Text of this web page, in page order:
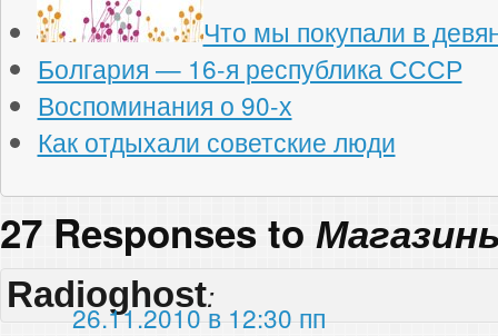
Что мы покупали в
Болгария — 16-я республика СССР
Воспоминания о 90-х
Как отдыхали советские люди
27 Responses to
Radioghost:
26.11.2010 в 12:30 пп